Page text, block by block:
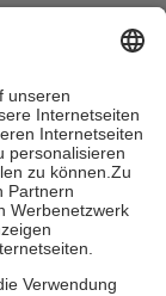
von zehn
die tatsächlichen
Apotheken.
die
je
Gesundheit zu
unterstützen,